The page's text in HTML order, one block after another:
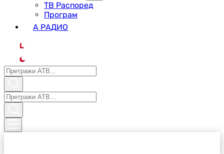
ТВ Распоред
Програм
А РАДИО
L